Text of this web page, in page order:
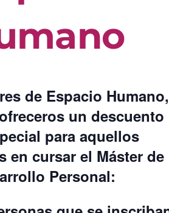
de Espacio Humano,
undescuento
para aquellos
en cursar elMáster de